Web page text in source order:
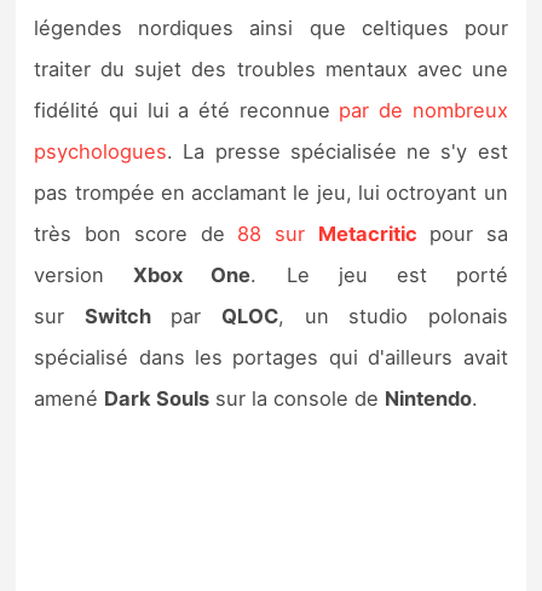
légendes nordiques ainsi que celtiques pour
traiter du sujet des troubles mentaux avec une
fidélité qui lui a été reconnue par de nombreux
psychologues. La presse spécialisée ne s'y est
pas trompée en acclamant le jeu, lui octroyant un
très bon score de 88 sur Metacritic pour sa
versionXbox One. Le jeu est porté
sur Switchpar QLOC, un studio polonais
spécialisé dans les portages qui d'ailleurs avait
amené Dark Souls sur la console de Nintendo.